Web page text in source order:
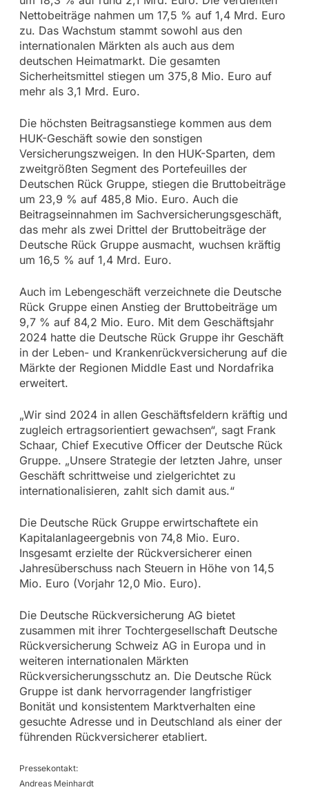
Nettobeiträge nahmen um 17,5 % auf 1,4 Mrd. Euro
zu. Das Wachstum stammt sowohl aus den
internationalen Märkten als auch aus dem
deutschen Heimatmarkt. Die gesamten
Sicherheitsmittel stiegen um 375,8 Mio. Euro auf
mehr als 3,1 Mrd. Euro.
Die höchsten Beitragsanstiege kommen aus dem
HUK-Geschäft sowie den sonstigen
Versicherungszweigen. In den HUK-Sparten, dem
zweitgrößten Segment des Portefeuilles der
Deutschen Rück Gruppe, stiegen die Bruttobeiträge
um 23,9 % auf 485,8 Mio. Euro. Auch die
Beitragseinnahmen im Sachversicherungsgeschäft,
das mehr als zwei Drittel der Bruttobeiträge der
Deutsche Rück Gruppe ausmacht, wuchsen kräftig
um 16,5 % auf 1,4 Mrd. Euro.
Auch im Lebengeschäft verzeichnete die Deutsche
Rück Gruppe einen Anstieg der Bruttobeiträge um
9,7 % auf 84,2 Mio. Euro. Mit dem Geschäftsjahr
2024 hatte die Deutsche Rück Gruppe ihr Geschäft
in der Leben- und Krankenrückversicherung auf die
Märkte der Regionen Middle East und Nordafrika
erweitert.
„Wir sind 2024 in allen Geschäftsfeldern kräftig und
zugleich ertragsorientiert gewachsen“, sagt Frank
Schaar, Chief Executive Officer der Deutsche Rück
Gruppe. „Unsere Strategie der letzten Jahre, unser
Geschäft schrittweise und zielgerichtet zu
internationalisieren, zahlt sich damit aus.“
Die Deutsche Rück Gruppe erwirtschaftete ein
Kapitalanlageergebnis von 74,8 Mio. Euro.
Insgesamt erzielte der Rückversicherer einen
Jahresüberschuss nach Steuern in Höhe von 14,5
Mio. Euro (Vorjahr 12,0 Mio. Euro).
Die Deutsche Rückversicherung AG bietet
zusammen mit ihrer Tochtergesellschaft Deutsche
Rückversicherung Schweiz AG in Europa und in
weiteren internationalen Märkten
Rückversicherungsschutz an. Die Deutsche Rück
Gruppe ist dank hervorragender langfristiger
Bonität und konsistentem Marktverhalten eine
gesuchte Adresse und in Deutschland als einer der
führenden Rückversicherer etabliert.
Pressekontakt:
Andreas Meinhardt